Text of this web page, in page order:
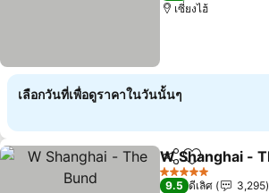
เซี่ยงไฮ้
เลือกวันที่เพื่อดูราคาในวันนั้นๆ
แชร์ เพิ่มในราย
W Shanghai -
5 ดาว
9.5 ดีเลิศ
3,295